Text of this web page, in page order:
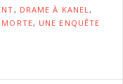
, DRAME À KANEL,
, UNE ENQUÊTE